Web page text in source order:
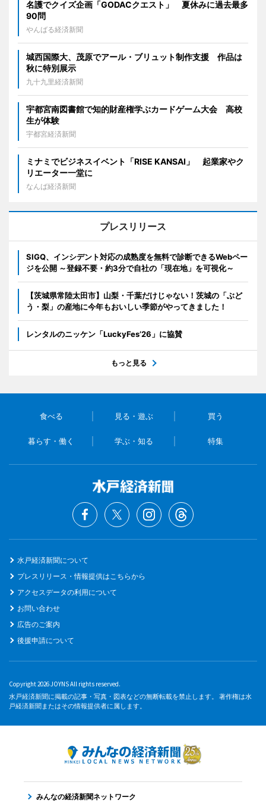
名護でクイズ企画「GODACクエスト」 夏休みに過去最多
90問
やんばる経済新聞
城西国際大、茂原でアール・ブリュット制作支援 作品は
秋に特別展示
九十九里経済新聞
宇都宮南図書館で知的財産権学ぶカードゲーム大会 高校
生が体験
宇都宮経済新聞
ミナミでビジネスイベント「RISE KANSAI」 起業家やク
リエーター一堂に
なんば経済新聞
プレスリリース
SIGQ、インシデント対応の成熟度を無料で診断できるWebペー
ジを公開 ～登録不要・約3分で自社の「現在地」を可視化～
【茨城県常陸太田市】山梨・千葉だけじゃない！茨城の「ぶど
う・梨」の産地に今年もおいしい季節がやってきました！
レンタルのニッケン「LuckyFes’26」に協賛
もっと見る
食べる 見る・遊ぶ 買う
暮らす・働く 学ぶ・知る 特集
水戸経済新聞について
プレスリリース・情報提供はこちらから
アクセスデータの利用について
お問い合わせ
広告のご案内
後援申請について
Copyright 2026 JOYNS All rights reserved.
水戸経済新聞に掲載の記事・写真・図表などの無断転載を禁止します。 著作権は水
戸経済新聞またはその情報提供者に属します。
みんなの経済新聞ネットワーク